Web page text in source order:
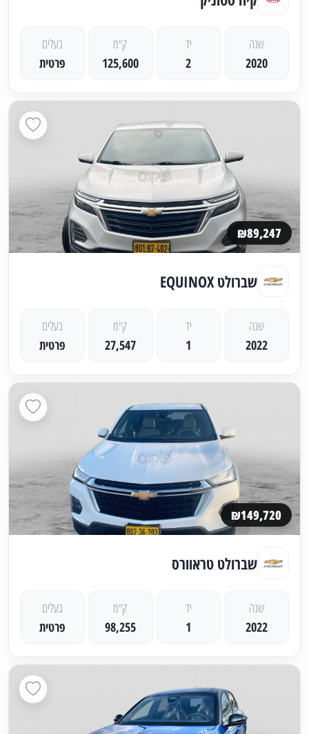
שנה
2020
יד
2
ק״מ
125,600
בעלים
פרטית
₪89,247
שברולט EQUINOX
שנה
2022
יד
1
ק״מ
27,547
בעלים
פרטית
₪149,720
שברולט טראוורס
שנה
2022
יד
1
ק״מ
98,255
בעלים
פרטית